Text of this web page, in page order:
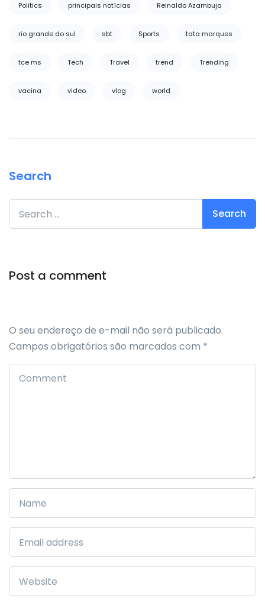
Politics principais notícias Reinaldo Azambuja
rio grande do sul sbt Sports tata marques
tce ms Tech Travel trend Trending
vacina video vlog world
Search
Search for:
Post a comment
O seu endereço de e-mail não será publicado.
Campos obrigatórios são marcados com *